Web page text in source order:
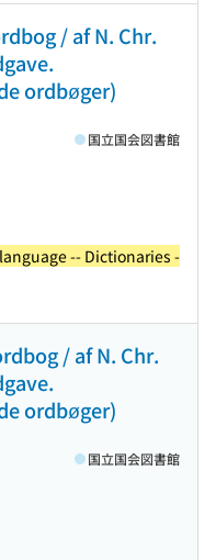
/ af N. Chr.
ordbøger)
国立国会図書館
-- Dictionaries -
/ af N. Chr.
ordbøger)
国立国会図書館